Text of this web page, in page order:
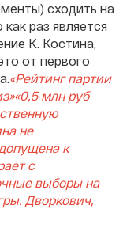
сходить на
раз является
К. Костина,
от первого
«Рейтинг партии
«0,5 млн руб
не
к
с
выборы на
Дворкович,